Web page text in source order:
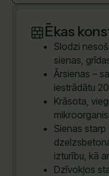
Ēkas
Slodzi
sienas,
Ārsienas –
iestrādātu
Krāsota,
Sienas
izturību, kā
Dzīvokļos